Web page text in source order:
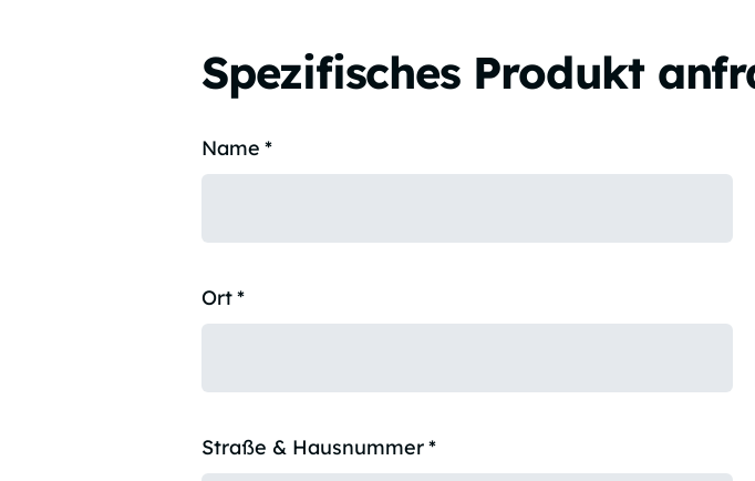
Spezifisches Produkt
Name *
Ort*
Straße & Hausnummer*